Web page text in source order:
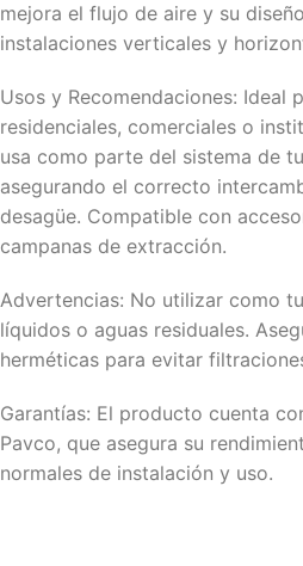
mejora el flujo de aire y su
instalaciones verticales y
Usos y Recomendaciones: Ideal
residenciales, comerciales o
usa como parte del sistema de
asegurando el correcto
desagüe. Compatible con
campanas de extracción.
Advertencias: No utilizar como
líquidos o aguas residuales.
herméticas para evitar
Garantías: El producto cuenta
Pavco, que asegura su
normales de instalación y uso.